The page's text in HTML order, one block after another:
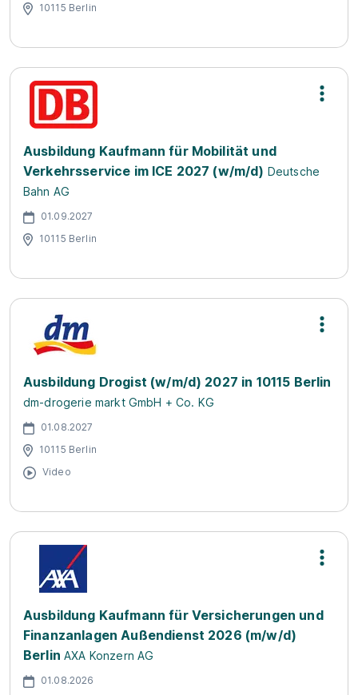
10115 Berlin
Ausbildung Kaufmann für Mobilität und
Verkehrsservice im ICE 2027 (w/m/d) Deutsche
Bahn AG
01.09.2027
10115 Berlin
Ausbildung Drogist (w/m/d) 2027 in 10115 Berlin
dm-drogerie markt GmbH + Co. KG
01.08.2027
10115 Berlin
Video
Ausbildung Kaufmann für Versicherungen und
Finanzanlagen Außendienst 2026 (m/w/d)
Berlin AXA Konzern AG
01.08.2026